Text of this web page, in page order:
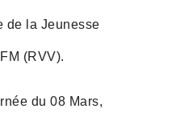
de la Jeunesse
(RVV).
du 08 Mars,